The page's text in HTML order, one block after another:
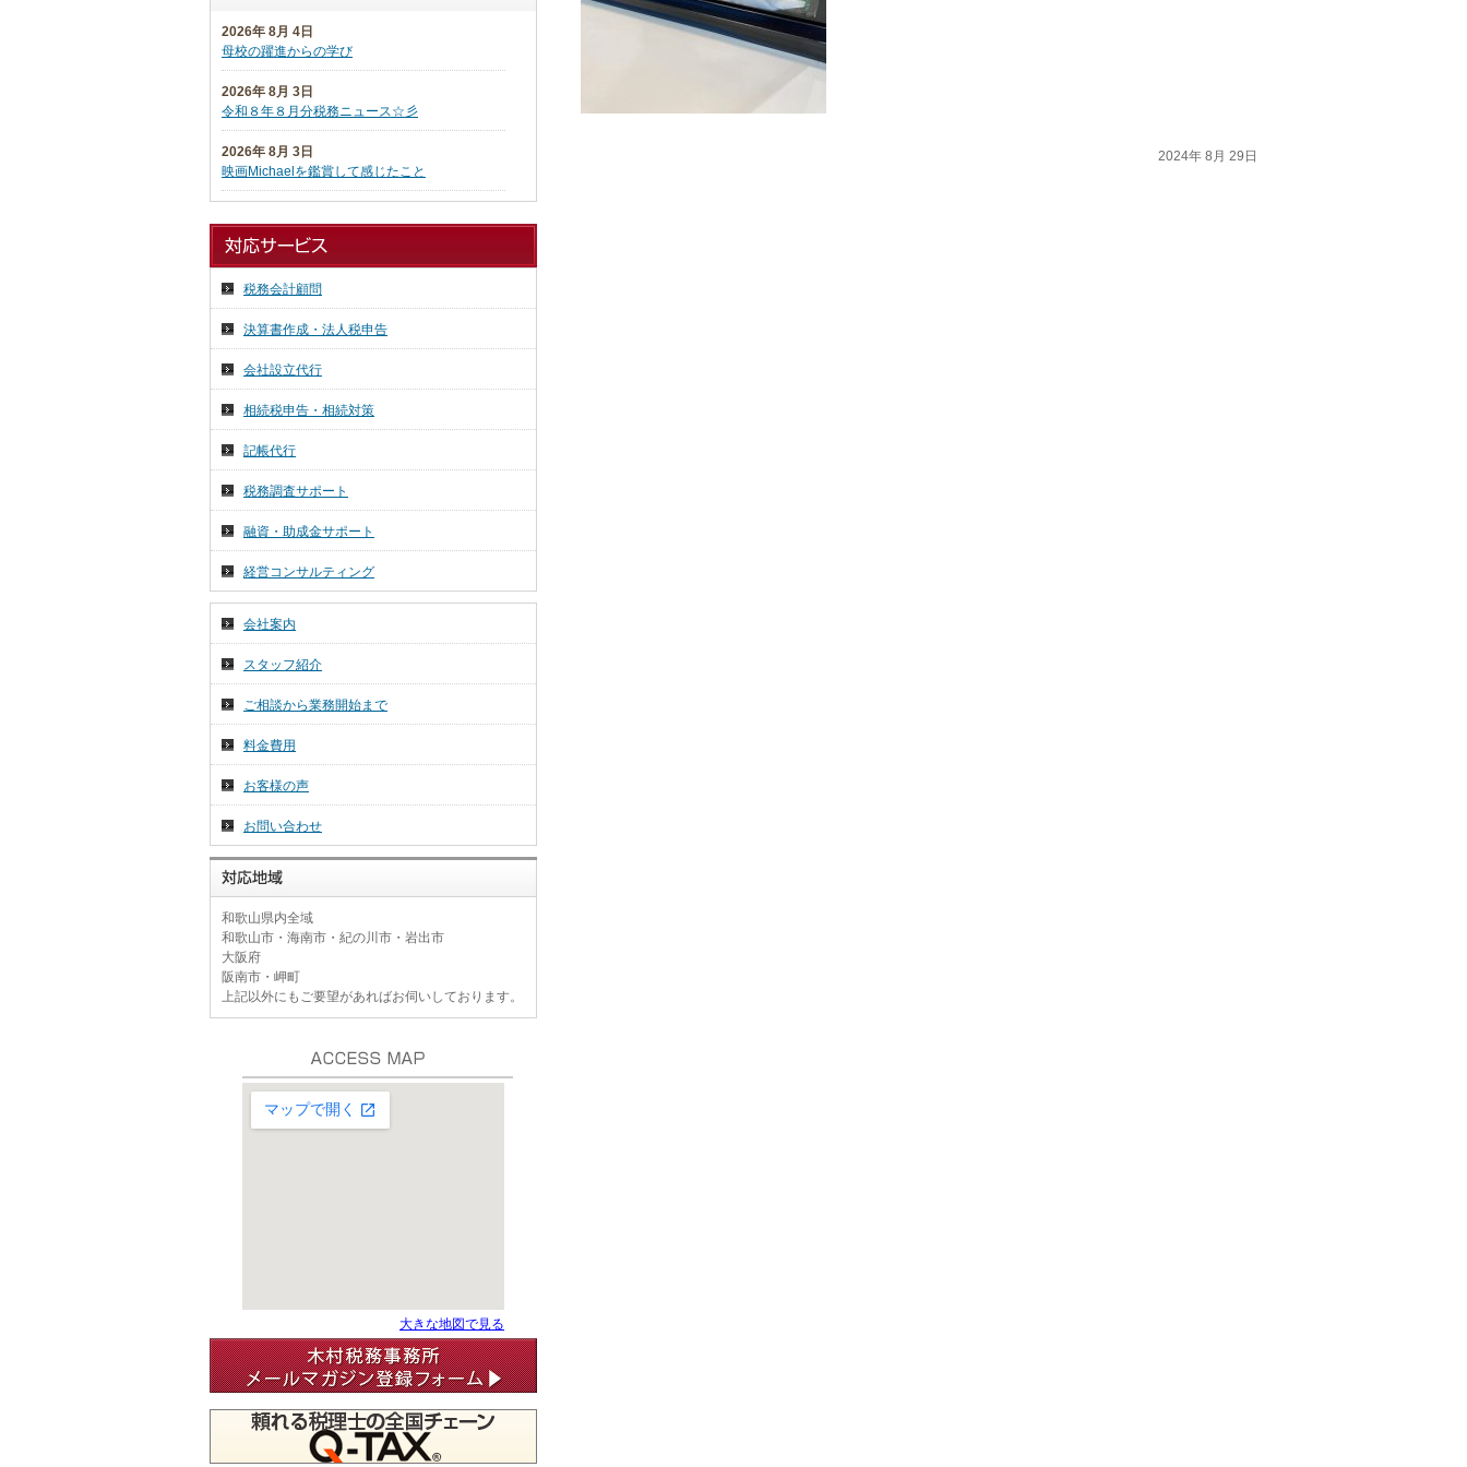
2024年 8月 29日
2026年 8月 4日
母校の躍進からの学び
2026年 8月 3日
令和８年８月分税務ニュース☆彡
2026年 8月 3日
映画Michaelを鑑賞して感じたこと
日本税理士企業年金基金代議員会
2026年 7月 27日
日本税理士会連合会総会
2026年 7月 16日
祇園祭り 前祭
2026年 7月 15日
気ままに投稿
2026年 7月 14日
７月の京都へ
2026年 7月 1日
令和８年７月分税務ニュース☆彡
2026年 6月 26日
～和歌山の名勝・重要文化財～
税務会計顧問
決算書作成・法人税申告
会社設立代行
相続税申告・相続対策
記帳代行
税務調査サポート
融資・助成金サポート
経営コンサルティング
会社案内
スタッフ紹介
ご相談から業務開始まで
料金費用
お客様の声
お問い合わせ
和歌山県内全域
和歌山市・海南市・紀の川市・岩出市
大阪府
阪南市・岬町
上記以外にもご要望があればお伺いしております。
大きな地図で見る